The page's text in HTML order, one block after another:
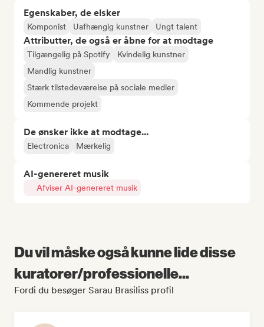
Egenskaber, de elsker
Komponist Uafhængig kunstner Ungt talent
Attributter, de også er åbne for at modtage
Tilgængelig på Spotify
Kvindelig kunstner
Mandlig kunstner
Stærk tilstedeværelse på sociale medier
Kommende projekt
De ønsker ikke at modtage...
Electronica Mærkelig
AI-genereret musik
Afviser AI-genereret musik
Du vil måske også kunne lide disse
kuratorer/professionelle...
Fordi du besøger Sarau Brasiliss profil